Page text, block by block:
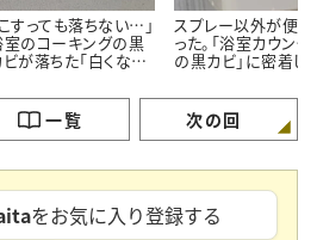
こすっても落ちない…」
のコーキングの黒
が落ちた「白くなっ
術】
スプレー以外が便
った。「浴室カウンタ
の黒カビ」に密着し
掃除術】
一覧 次の回
をお気に入り登録する